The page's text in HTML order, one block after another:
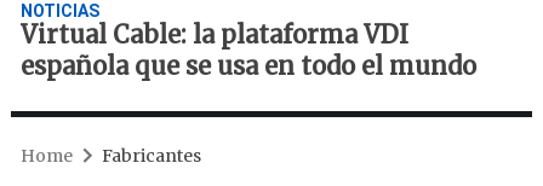
NOTICIAS
Virtual Cable: la plataforma VDI
española que se usa en todo el mundo
Home Fabricantes